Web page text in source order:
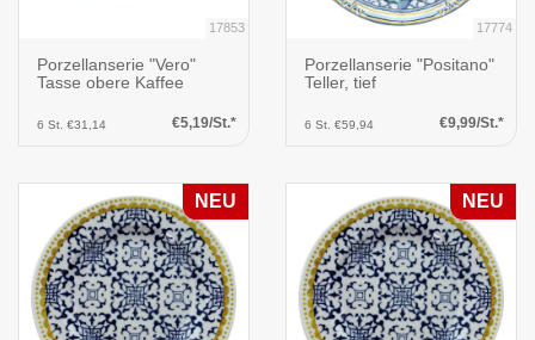
17853
Porzellanserie "Vero"
Tasse obere Kaffee
6 St. €31,14 €5,19/St.*
17774
Porzellanserie "Positano"
Teller, tief
6 St. €59,94 €9,99/St.*
NEU NEU